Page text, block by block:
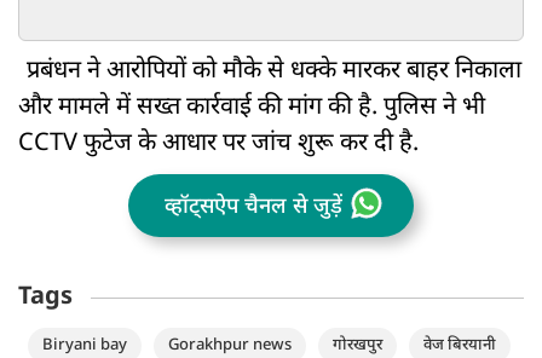
प्रबंधन ने आरोपियों को मौके से धक्के मारकर बाहर निकाला
और मामले में सख्त कार्रवाई की मांग की है. पुलिस ने भी
CCTV फुटेज के आधार पर जांच शुरू कर दी है.
व्हॉट्सऐप चैनल से जुड़ें
Tags
Biryani bay Gorakhpur news गोरखपुर
वेज बिरयानी